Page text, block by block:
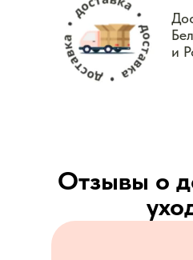
и
Отзывы о